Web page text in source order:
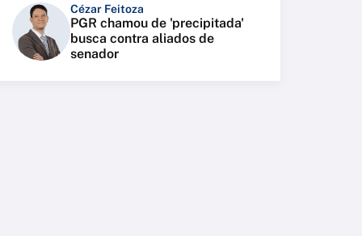
Cézar Feitoza
PGR chamou de 'precipitada'
busca contra aliados de
senador